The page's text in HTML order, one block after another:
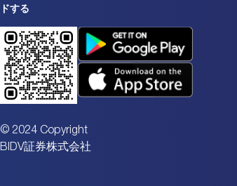
ドする
© 2024 Copyright
BIDV証券株式会社